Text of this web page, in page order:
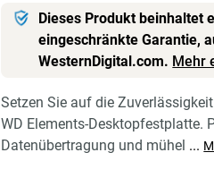
Dieses Produkt beinhaltet
eingeschränkte Garantie,
WesternDigital.com. Mehr
Setzen Sie auf die
WD Elements-Desktopfestplatte.
Datenübertragung und mühel ...